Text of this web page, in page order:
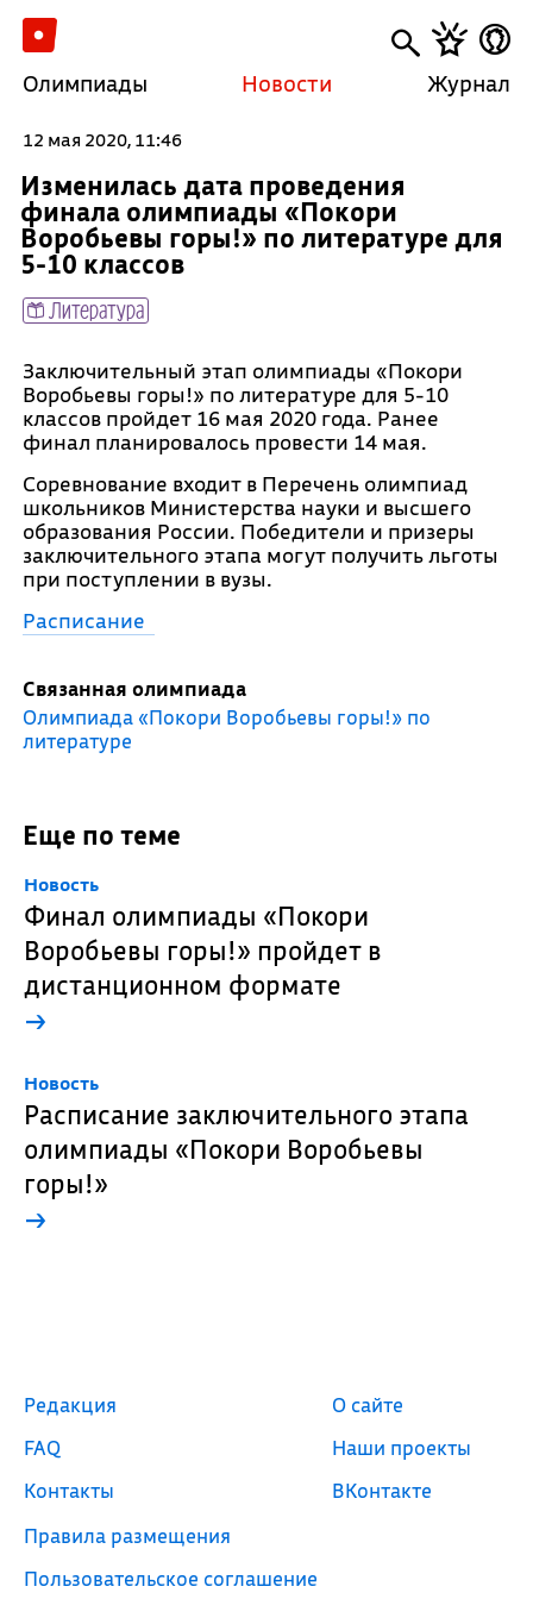
Олимпиады Новости Журнал
12 мая 2020, 11:46
Изменилась дата проведения
финала олимпиады «Покори
Воробьевы горы!» по литературе для
5-10 классов
Литература
Заключительный этап олимпиады «Покори
Воробьевы горы!» по литературе для 5-10
классов пройдет 16 мая 2020 года. Ранее
финал планировалось провести 14 мая.
Соревнование входит в Перечень олимпиад
школьников Министерства науки и высшего
образования России. Победители и призеры
заключительного этапа могут получить льготы
при поступлении в вузы.
Расписание
Связанная олимпиада
Олимпиада «Покори Воробьевы горы!» по
литературе
Еще по теме
Новость
Финал олимпиады «Покори
Воробьевы горы!» пройдет в
дистанционном формате
→
Новость
Расписание заключительного этапа
олимпиады «Покори Воробьевы
горы!»
→
Редакция
FAQ
Контакты
Правила размещения
Пользовательское соглашение
О сайте
Наши проекты
ВКонтакте